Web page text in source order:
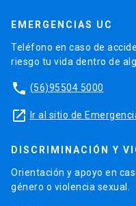
EMERGENCIAS UC
Teléfono en caso de
riesgo tu vida dentro de
phone (56)95504 5000
launch Ir al sitio de
DISCRIMINACIÓN Y
Orientación y apoyo en
género o violencia sexual.